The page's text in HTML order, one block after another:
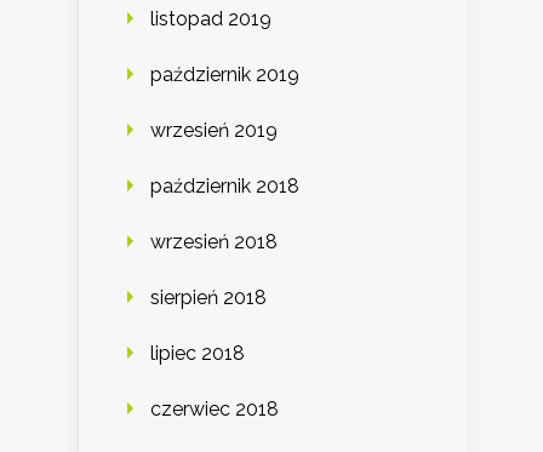
listopad 2019
październik 2019
wrzesień 2019
październik 2018
wrzesień 2018
sierpień 2018
lipiec 2018
czerwiec 2018